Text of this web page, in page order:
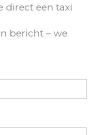
direct een taxi
bericht – we